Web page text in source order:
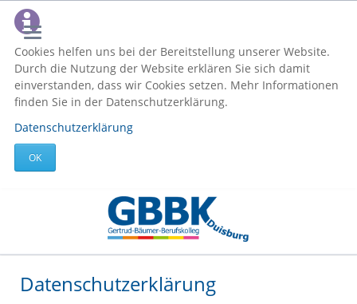
Cookies helfen uns bei der Bereitstellung unserer Website.
Durch die Nutzung der Website erklären Sie sich damit
einverstanden, dass wir Cookies setzen. Mehr Informationen
finden Sie in der Datenschutzerklärung.
Datenschutzerklärung
OK
Datenschutzerklärung